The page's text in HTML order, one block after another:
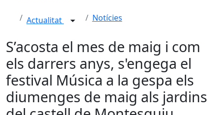
Actualitat Notícies
S’acosta el mes de maig i com
els darrers anys, s'engega el
festival Música a la gespa els
diumenges de maig als jardins